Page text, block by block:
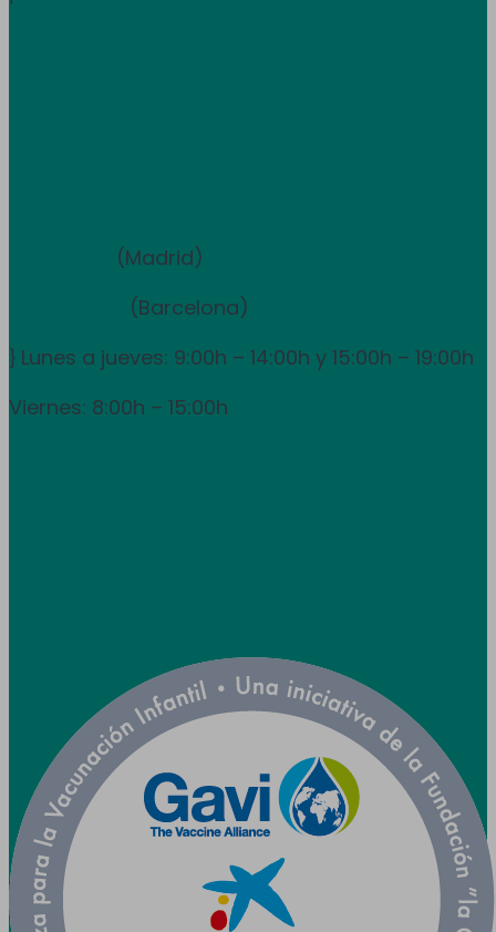
(Madrid)
(Barcelona)
} Lunes a jueves: 9:00h – 14:00h y 15:00h – 19:00h
Viernes: 8:00h – 15:00h